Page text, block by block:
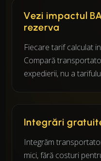
Vezi impactul
rezerva
Fiecare tarif calculat
Compară
expedierii, nu a
Integrări
Integrăm
mici, fără costuri